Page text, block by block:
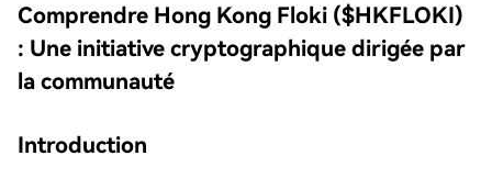
Comprendre Hong Kong Floki ($HKFLOKI)
: Une initiative cryptographique dirigée par
la communauté
Introduction